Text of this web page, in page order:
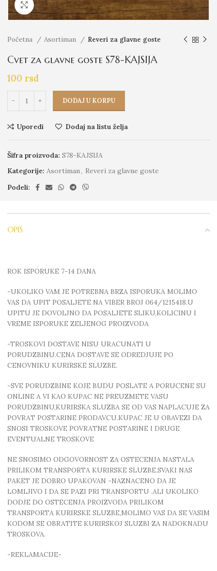
Click to enlarge
Početna Asortiman Reveri za glavne goste
Cvet za glavne goste S78-KAJSIJA
100 rsd
DODAJ U KORPU
Uporedi Dodaj na listu želja
Šifra proizvoda: S78-KAJSIJA
Kategorije: Asortiman, Reveri za glavne goste
Podeli:
OPIS
ROK ISPORUKE 7-14 DANA
-UKOLIKO VAM JE POTREBNA BRZA ISPORUKA MOLIMO
VAS DA UPIT POSALJETE NA VIBER BROJ 064/1215418.U
UPITU JE DOVOLJNO DA POSALJETE SLIKU,KOLICINU I
VREME ISPORUKE ZELJENOG PROIZVODA
-TROSKOVI DOSTAVE NISU URACUNATI U
PORUDZBINU.CENA DOSTAVE SE ODREDJUJE PO
CENOVNIKU KURIRSKE SLUZBE.
-SVE PORUDZBINE KOJE BUDU POSLATE A PORUCENE SU
ONLINE A VI KAO KUPAC NE PREUZMETE VASU
PORUDZBINU,KURIRSKA SLUZBA SE OD VAS NAPLACUJE ZA
POVRAT POSTARINE PRODAVCU.KUPAC JE U OBAVEZI DA
SNOSI TROSKOVE POVRATNE POSTARINE I DRUGE
EVENTUALNE TROSKOVE
NE SNOSIMO ODGOVORNOST ZA OSTECENJA NASTALA
PRILIKOM TRANSPORTA KURIRSKE SLUZBE.SVAKI NAS
PAKET JE DOBRO UPAKOVAN -NAZNACENO DA JE
LOMLJIVO I DA SE PAZI PRI TRANSPORTU .ALI UKOLIKO
DODJE DO OSTECENJA PROIZVODA PRILIKOM
TRANSPORTA KURIRSKE SLUZBE,MOLIMO VAS DA SE VASIM
KODOM SE OBRATITE KURIRSKOJ SLUZBI ZA NADOKNADU
TROSKOVA.
-REKLAMACIJE-